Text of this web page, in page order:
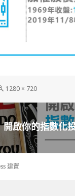
完
尺
寸
1280 × 720
開啟你的指數化
建置